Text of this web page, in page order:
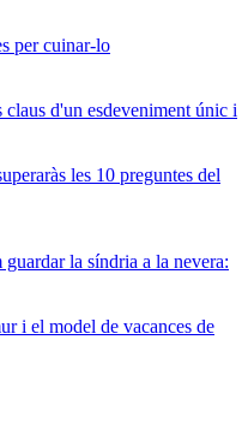
per cuinar-lo
d'un esdeveniment únic i
les 10 preguntes del
la síndria a la nevera:
i el model de vacances de